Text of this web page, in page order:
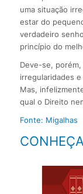
uma situação
estar do
verdadeiro
princípio do
Deve-se,
irregularidades
Mas,
qual o Direito
Fonte: Migalhas